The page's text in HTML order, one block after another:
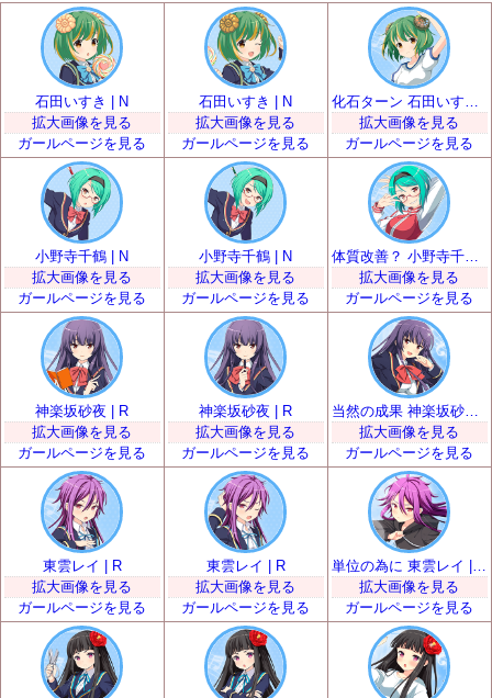
石田いすき | N
拡大画像を見る
ガールページを見る
石田いすき | N
拡大画像を見る
ガールページを見る
拡大画像を見る
ガールページを見る
小野寺千鶴 | N
拡大画像を見る
ガールページを見る
小野寺千鶴 | N
拡大画像を見る
ガールページを見る
体質改善？ 小野寺千鶴 | R
拡大画像を見る
ガールページを見る
神楽坂砂夜 | R
拡大画像を見る
ガールページを見る
神楽坂砂夜 | R
拡大画像を見る
ガールページを見る
当然の成果 神楽坂砂夜 | SR
拡大画像を見る
ガールページを見る
東雲レイ | R
拡大画像を見る
ガールページを見る
東雲レイ | R
拡大画像を見る
ガールページを見る
拡大画像を見る
ガールページを見る